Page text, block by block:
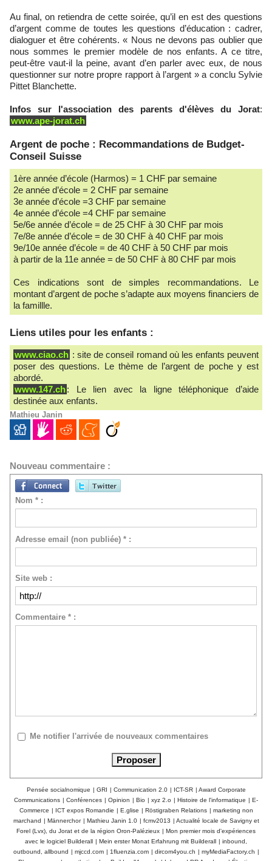
Au final, on retiendra de cette soirée, qu’il en est des questions
d’argent comme de toutes les questions d’éducation : cadrer,
dialoguer et être cohérents. « Nous ne devons pas oublier que
nous sommes le premier modèle de nos enfants. A ce titre,
peut-être vaut-il la peine, avant d’en parler avec eux, de nous
questionner sur notre propre rapport à l’argent » a conclu Sylvie
Pittet Blanchette.
Infos sur l'association des parents d'élèves du Jorat:
www.ape-jorat.ch
Argent de poche : Recommandations de Budget-
Conseil Suisse
1ère année d’école (Harmos) = 1 CHF par semaine
2e année d’école = 2 CHF par semaine
3e année d’école =3 CHF par semaine
4e année d’école =4 CHF par semaine
5e/6e année d’école = de 25 CHF à 30 CHF par mois
7e/8e année d’école = de 30 CHF à 40 CHF par mois
9e/10e année d’école = de 40 CHF à 50 CHF par mois
à partir de la 11e année = de 50 CHF à 80 CHF par mois
Ces indications sont de simples recommandations. Le
montant d’argent de poche s’adapte aux moyens financiers de
la famillle.
Liens utiles pour les enfants :
www.ciao.ch : site de conseil romand où les enfants peuvent
poser des questions. Le thème de l’argent de poche y est
abordé.
www.147.ch: Le lien avec la ligne téléphonique d’aide
destinée aux enfants.
Mathieu Janin
Nouveau commentaire :
Nom * :
Adresse email (non publiée) * :
Site web :
Commentaire * :
Me notifier l'arrivée de nouveaux commentaires
Pensée socialnomique | GRI | Communication 2.0 | ICT-SR | Award Corporate
Communications | Conférences | Opinion | Bio | xyz 2.o | Histoire de l'informatique | E-
Commerce | ICT expos Romandie | E.glise | Röstigraben Relations | marketing non
marchand | Männerchor | Mathieu Janin 1.0 | fcmv2013 | Actualité locale de Savigny et
Forel (Lvx), du Jorat et de la région Oron-Palézieux | Mon premier mois d'expériences
avec le logiciel Builderall | Mein erster Monat Erfahrung mit Builderall | inbound,
outbound, allbound | mjccd.com | 1fluenzia.com | dircom4you.ch | myMediaFactory.ch |